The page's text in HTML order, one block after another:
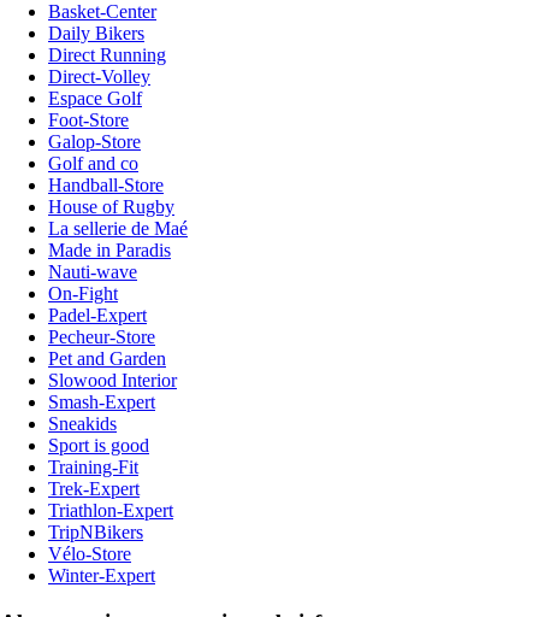
Basket-Center
Daily Bikers
Direct Running
Direct-Volley
Espace Golf
Foot-Store
Galop-Store
Golf and co
Handball-Store
House of Rugby
La sellerie de Maé
Made in Paradis
Nauti-wave
On-Fight
Padel-Expert
Pecheur-Store
Pet and Garden
Slowood Interior
Smash-Expert
Sneakids
Sport is good
Training-Fit
Trek-Expert
Triathlon-Expert
TripNBikers
Vélo-Store
Winter-Expert